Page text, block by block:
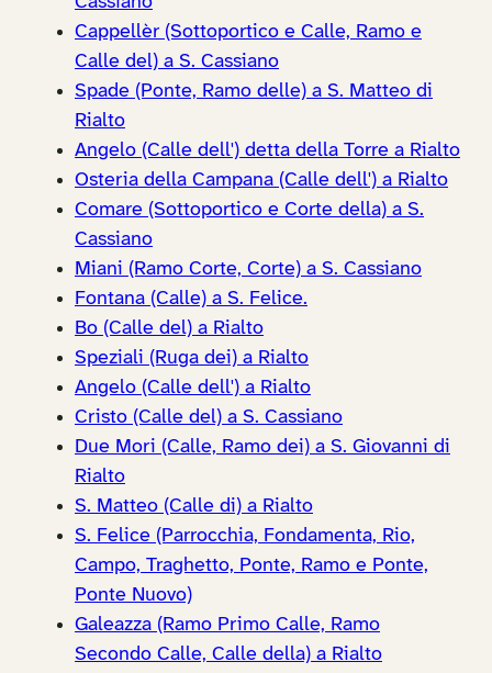
Cappellèr (Sottoportico e Calle, Ramo e
Calle del) a S. Cassiano
Spade (Ponte, Ramo delle) a S. Matteo di
Rialto
Angelo (Calle dell') detta della Torre a Rialto
Osteria della Campana (Calle dell') a Rialto
Comare (Sottoportico e Corte della) a S.
Cassiano
Miani (Ramo Corte, Corte) a S. Cassiano
Fontana (Calle) a S. Felice.
Bo (Calle del) a Rialto
Speziali (Ruga dei) a Rialto
Angelo (Calle dell') a Rialto
Cristo (Calle del) a S. Cassiano
Due Mori (Calle, Ramo dei) a S. Giovanni di
Rialto
S. Matteo (Calle di) a Rialto
S. Felice (Parrocchia, Fondamenta, Rio,
Campo, Traghetto, Ponte, Ramo e Ponte,
Ponte Nuovo)
Galeazza (Ramo Primo Calle, Ramo
Secondo Calle, Calle della) a Rialto